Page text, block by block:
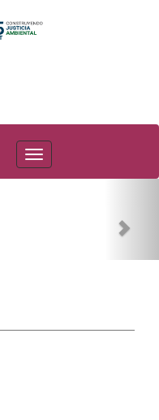
PAOT